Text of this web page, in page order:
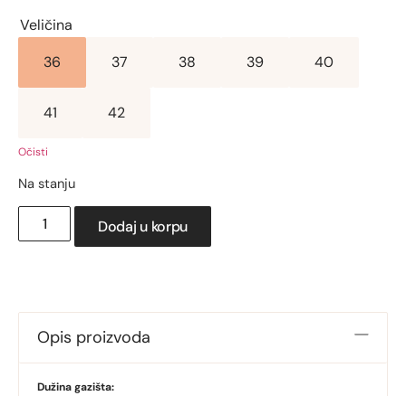
Veličina
36
37 38 39 40
41 42
Očisti
Na stanju
Dodaj u korpu
Opis proizvoda
Dužina gazišta: